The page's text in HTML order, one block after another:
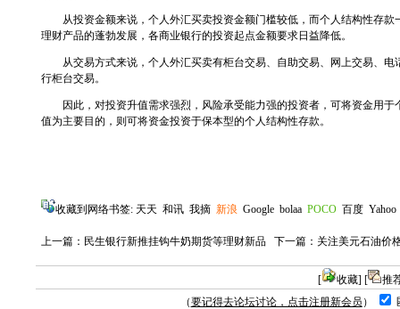
从投资金额来说，个人外汇买卖投资金额门槛较低，而个人结构性存款
理财产品的蓬勃发展，各商业银行的投资起点金额要求日益降低。
从交易方式来说，个人外汇买卖有柜台交易、自助交易、网上交易、电
行柜台交易。
因此，对投资升值需求强烈，风险承受能力强的投资者，可将资金用于
值为主要目的，则可将资金投资于保本型的个人结构性存款。
收藏到网络书签: 天天 和讯 我摘 新浪 Google bolaa POCO 百度 Yahoo
上一篇： 民生银行新推挂钩牛奶期货等理财新品 下一篇： 关注美元石油价
[ 收藏] [
推
（要记得去论坛讨论，点击注册新会员 ）